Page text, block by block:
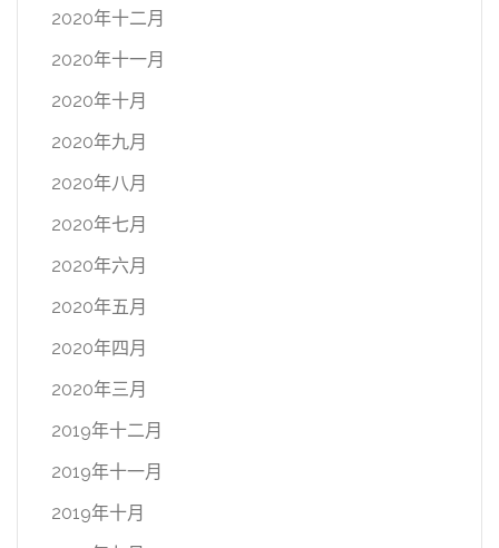
2020年十二月
2020年十一月
2020年十月
2020年九月
2020年八月
2020年七月
2020年六月
2020年五月
2020年四月
2020年三月
2019年十二月
2019年十一月
2019年十月